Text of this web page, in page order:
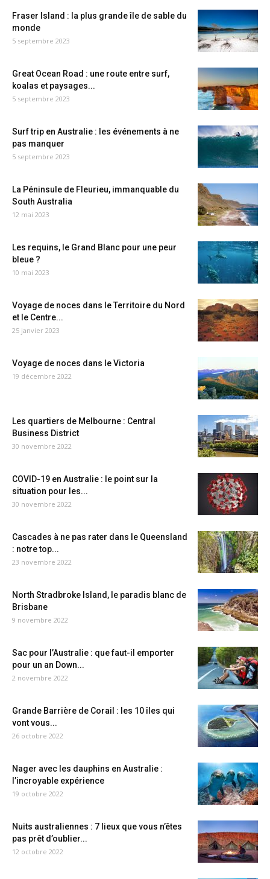
Fraser Island : la plus grande île de sable du
monde
5 septembre 2023
Great Ocean Road : une route entre surf,
koalas et paysages...
5 septembre 2023
Surf trip en Australie : les événements à ne
pas manquer
5 septembre 2023
La Péninsule de Fleurieu, immanquable du
South Australia
12 mai 2023
Les requins, le Grand Blanc pour une peur
bleue ?
10 mai 2023
Voyage de noces dans le Territoire du Nord
et le Centre...
25 janvier 2023
Voyage de noces dans le Victoria
19 décembre 2022
Les quartiers de Melbourne : Central
Business District
30 novembre 2022
COVID-19 en Australie : le point sur la
situation pour les...
30 novembre 2022
Cascades à ne pas rater dans le Queensland
: notre top...
23 novembre 2022
North Stradbroke Island, le paradis blanc de
Brisbane
9 novembre 2022
Sac pour l’Australie : que faut-il emporter
pour un an Down...
2 novembre 2022
Grande Barrière de Corail : les 10 îles qui
vont vous...
26 octobre 2022
Nager avec les dauphins en Australie :
l’incroyable expérience
19 octobre 2022
Nuits australiennes : 7 lieux que vous n’êtes
pas prêt d’oublier...
12 octobre 2022